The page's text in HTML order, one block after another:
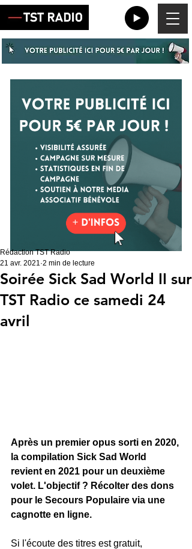
Soirée Sick Sad World II sur
TST Radio ce samedi 24
avril
Rédaction TST Radio
21 avr. 2021 2 min de lecture
Après un premier opus sorti en 2020,
la compilation Sick Sad World
revient en 2021 pour un deuxième
volet. L'objectif ? Récolter des dons
pour le Secours Populaire via une
cagnotte en ligne.
Si l'écoute des titres est gratuit,